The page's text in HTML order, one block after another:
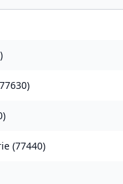
)
77630)
)
(77440)